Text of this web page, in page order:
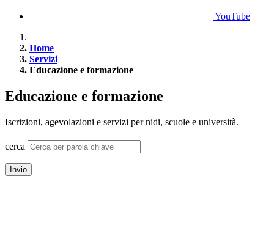
YouTube
Home
Servizi
Educazione e formazione
Educazione e formazione
Iscrizioni, agevolazioni e servizi per nidi, scuole e università.
cerca
Invio